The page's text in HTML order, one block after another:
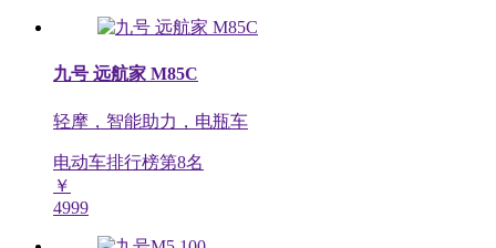
九号 远航家 M85C
轻摩，智能助力，电瓶车
电动车排行榜第8名
￥
4999